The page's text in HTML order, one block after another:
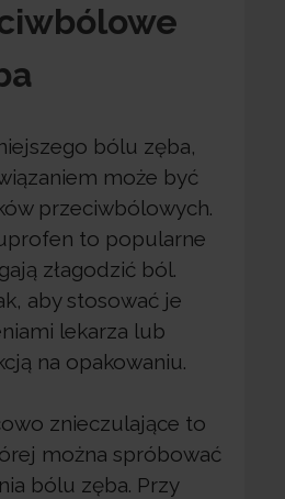
bólu zęba,
może być
przeciwbólowych.
to popularne
złagodzić ból.
aby stosować je
lekarza lub
na opakowaniu.
znieczulające to
można spróbować
bólu zęba. Przy